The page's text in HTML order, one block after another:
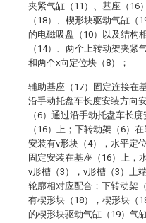
夹紧气缸（11）、基座（16
（18）、楔形块驱动气缸（
的电磁吸盘（10）以及结构
（14）、两个上转动架夹紧
和两个x向定位块（8）；
辅助基座（17）固定连接在
沿手动托盘车长度安装方向
（6）通过沿手动托盘车长
（16）上；下转动架（6）
安装有v形块（4），水平定
固定安装在基座（16）上，
v形槽（3），v形槽（3）上
轮廓相对应配合；下转动架
有楔形块（18），楔形块（
的楔形块驱动气缸（19）气